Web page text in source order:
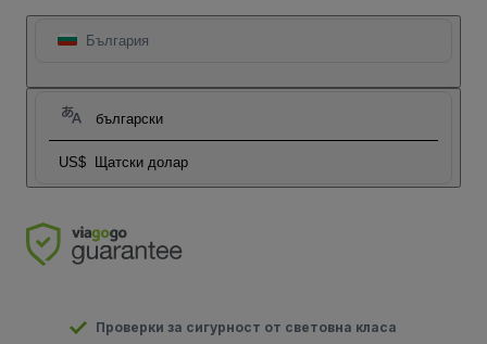
България
български
US$ Щатски долар
Проверки за сигурност от световна класа